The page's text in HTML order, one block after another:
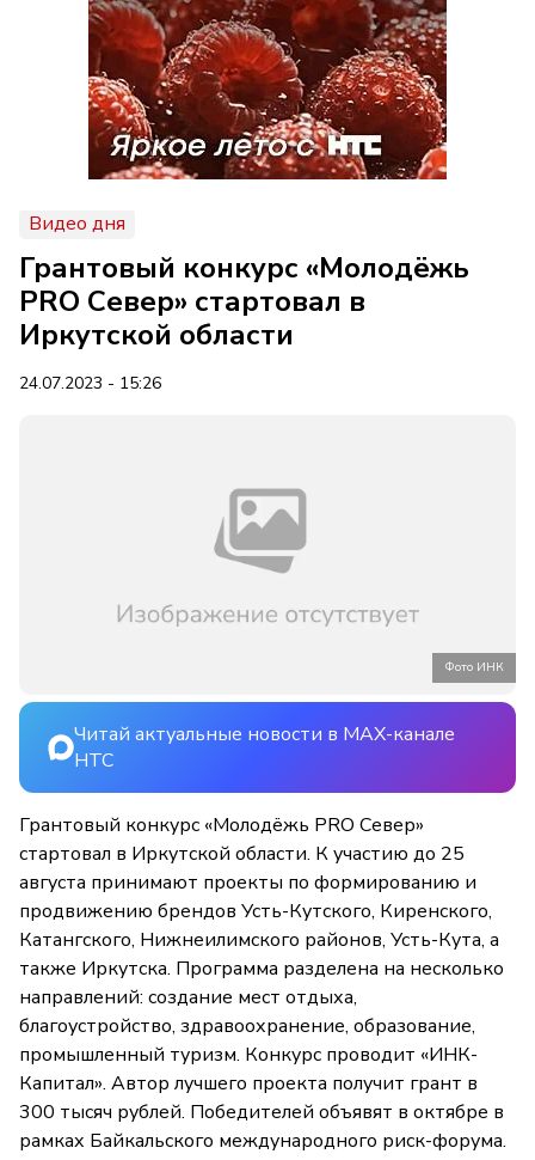
Видео дня
Грантовый конкурс «Молодёжь
PRO Север» стартовал в
Иркутской области
24.07.2023 - 15:26
Фото ИНК
Читай актуальные новости в MAX-канале
НТС
Грантовый конкурс «Молодёжь PRO Север»
стартовал в Иркутской области. К участию до 25
августа принимают проекты по формированию и
продвижению брендов Усть-Кутского, Киренского,
Катангского, Нижнеилимского районов, Усть-Кута, а
также Иркутска. Программа разделена на несколько
направлений: создание мест отдыха,
благоустройство, здравоохранение, образование,
промышленный туризм. Конкурс проводит «ИНК-
Капитал». Автор лучшего проекта получит грант в
300 тысяч рублей. Победителей объявят в октябре в
рамках Байкальского международного риск-форума.